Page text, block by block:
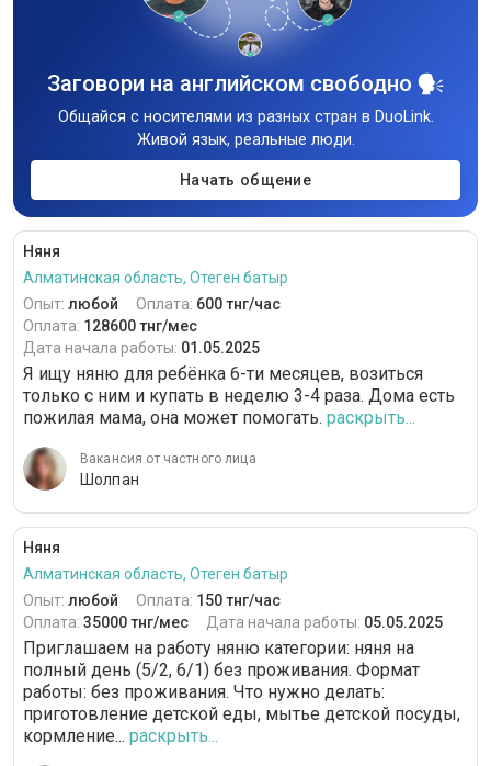
Заговори на английском свободно
Общайся с носителями из разных стран в DuoLink.
Живой язык, реальные люди.
Начать общение
Няня
Алматинская область, Отеген батыр
Опыт: любой Оплата: 600 тнг/час
Оплата: 128600 тнг/мес
Дата начала работы: 01.05.2025
Я ищу няню для ребёнка 6-ти месяцев, возиться
только с ним и купать в неделю 3-4 раза. Дома есть
пожилая мама, она может помогать. раскрыть...
Вакансия от частного лица
Шолпан
Няня
Алматинская область, Отеген батыр
Опыт: любой Оплата: 150 тнг/час
Оплата: 35000 тнг/мес Дата начала работы: 05.05.2025
Приглашаем на работу няню категории: няня на
полный день (5/2, 6/1) без проживания. Формат
работы: без проживания. Что нужно делать:
приготовление детской еды, мытье детской посуды,
кормление... раскрыть...